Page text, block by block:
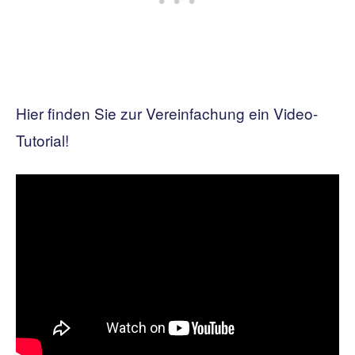
Hier finden Sie zur Vereinfachung ein Video-
Tutorial!